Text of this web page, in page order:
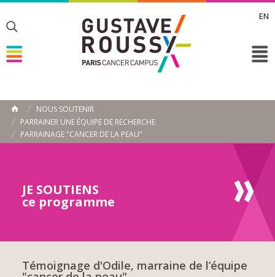
EN
Toggle
Toggle
Toggle
ACCUEIL
NOUS SOUTENIR
PARRAINER UNE ÉQUIPE DE RECHERCHE
PARRAINAGE "CANCER DE LA PEAU"
JE SOUTIENS
ce programme
Témoignage d'Odile, marraine de l’équipe